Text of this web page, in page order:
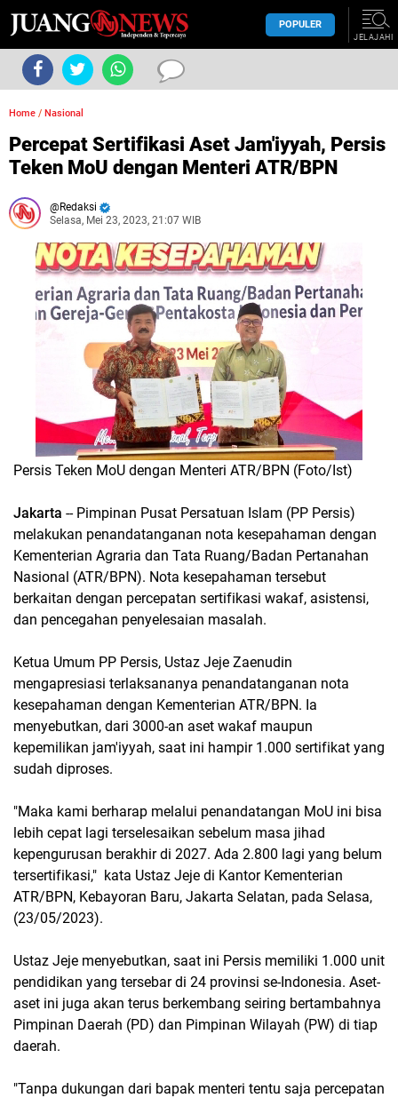
POPULER
JELAJAHI
Home / Nasional
Percepat Sertifikasi Aset Jam'iyyah, Persis
Teken MoU dengan Menteri ATR/BPN
Redaksi
Selasa, Mei 23, 2023, 21:07 WIB
Persis Teken MoU dengan Menteri ATR/BPN (Foto/Ist)
Jakarta -- Pimpinan Pusat Persatuan Islam (PP Persis)
melakukan penandatanganan nota kesepahaman dengan
Kementerian Agraria dan Tata Ruang/Badan Pertanahan
Nasional (ATR/BPN). Nota kesepahaman tersebut
berkaitan dengan percepatan sertifikasi wakaf, asistensi,
dan pencegahan penyelesaian masalah.
Ketua Umum PP Persis, Ustaz Jeje Zaenudin
mengapresiasi terlaksananya penandatanganan nota
kesepahaman dengan Kementerian ATR/BPN. Ia
menyebutkan, dari 3000-an aset wakaf maupun
kepemilikan jam'iyyah, saat ini hampir 1.000 sertifikat yang
sudah diproses.
"Maka kami berharap melalui penandatangan MoU ini bisa
lebih cepat lagi terselesaikan sebelum masa jihad
kepengurusan berakhir di 2027. Ada 2.800 lagi yang belum
tersertifikasi," kata Ustaz Jeje di Kantor Kementerian
ATR/BPN, Kebayoran Baru, Jakarta Selatan, pada Selasa,
(23/05/2023).
Ustaz Jeje menyebutkan, saat ini Persis memiliki 1.000 unit
pendidikan yang tersebar di 24 provinsi se-Indonesia. Aset-
aset ini juga akan terus berkembang seiring bertambahnya
Pimpinan Daerah (PD) dan Pimpinan Wilayah (PW) di tiap
daerah.
"Tanpa dukungan dari bapak menteri tentu saja percepatan